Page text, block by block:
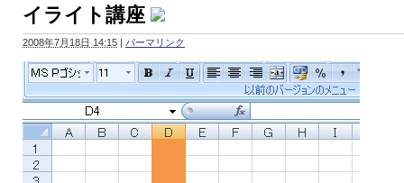
イライト講座
2008年7月18日 14:15 | パーマリンク